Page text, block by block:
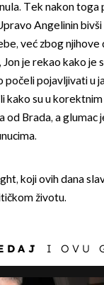
Tek nakon toga
Angelinin
već zbog njihove
Jon je rekao kako je
počeli pojavljivati u
kako su u
od Brada, a
koji ovih dana
životu.
I OVU